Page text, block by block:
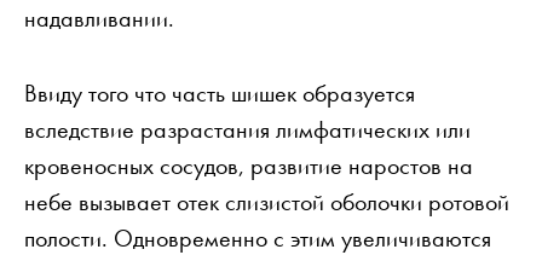
надавливании.
Ввиду того что часть шишек образуется
вследствие разрастания лимфатических или
кровеносных сосудов, развитие наростов на
небе вызывает отек слизистой оболочки ротовой
полости. Одновременно с этим увеличиваются